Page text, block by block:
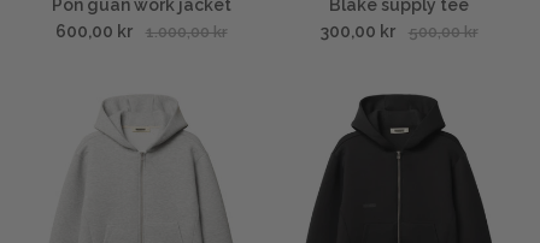
Pon guan work jacket
600,00 kr
1.000,00 kr
Blake supply tee
300,00 kr
500,00 kr